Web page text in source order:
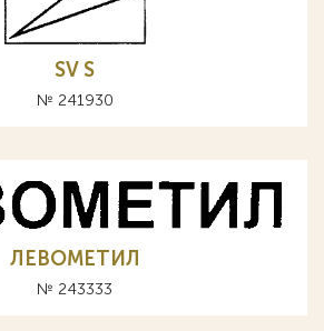
SV S
№ 241930
ЛЕВОМЕТИЛ
№ 243333